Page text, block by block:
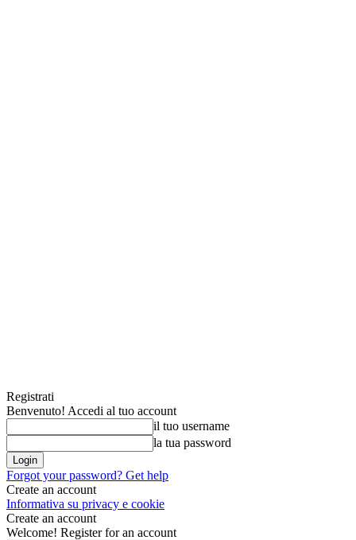
Registrati
Benvenuto! Accedi al tuo account
il tuo username
la tua password
Forgot your password? Get help
Create an account
Informativa su privacy e cookie
Create an account
Welcome! Register for an account